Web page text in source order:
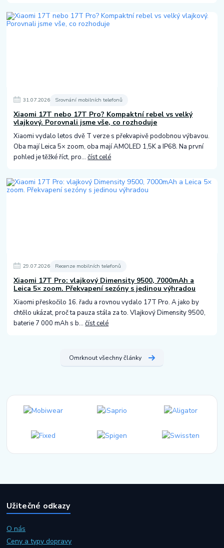
31.07.2026 Srovnání mobilních telefonů
Xiaomi 17T nebo 17T Pro? Kompaktní rebel vs velký
vlajkový. Porovnali jsme vše, co rozhoduje
Xiaomi vydalo letos dvě T verze s překvapivě podobnou výbavou.
Oba mají Leica 5× zoom, oba mají AMOLED 1,5K a IP68. Na první
pohled je těžké říct, pro...číst celé
29.07.2026 Recenze mobilních telefonů
Xiaomi 17T Pro: vlajkový Dimensity 9500, 7000mAh a
Leica 5× zoom. Překvapení sezóny s jedinou výhradou
Xiaomi přeskočilo 16. řadu a rovnou vydalo 17T Pro. A jako by
chtělo ukázat, proč ta pauza stála za to. Vlajkový Dimensity 9500,
baterie 7 000 mAh s b...číst celé
Omrknout všechny články
Užitečné odkazy
O nás
Ceny a typy dopravy